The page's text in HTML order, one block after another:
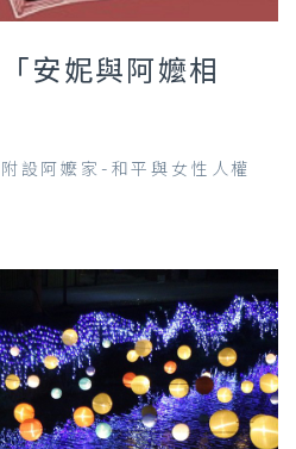
安妮與阿嬤相
設阿嬤家-和平與女性人權